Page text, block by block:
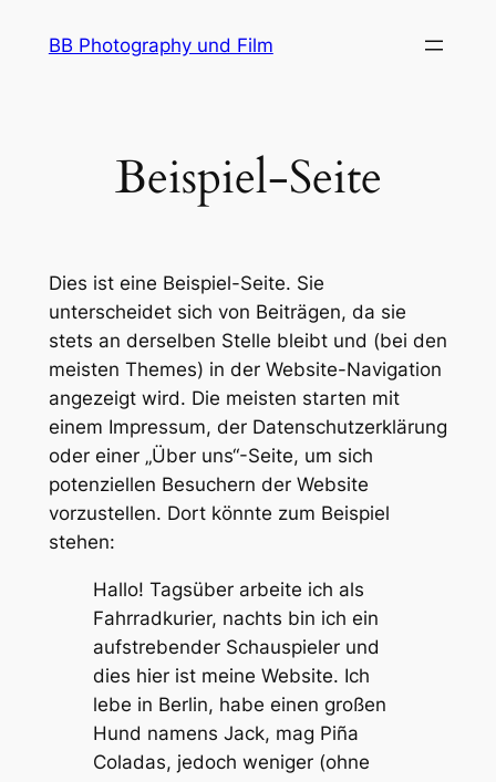
InhaltBB Photography und Film
Beispiel-Seite
Dies ist eine Beispiel-Seite. Sie
unterscheidet sich von Beiträgen, da sie
stets an derselben Stelle bleibt und (bei den
meisten Themes) in der Website-Navigation
angezeigt wird. Die meisten starten mit
einem Impressum, der Datenschutzerklärung
oder einer „Über uns“-Seite, um sich
potenziellen Besuchern der Website
vorzustellen. Dort könnte zum Beispiel
stehen:
Hallo! Tagsüber arbeite ich als
Fahrradkurier, nachts bin ich ein
aufstrebender Schauspieler und
dies hier ist meine Website. Ich
lebe in Berlin, habe einen großen
Hund namens Jack, mag Piña
Coladas, jedoch weniger (ohne